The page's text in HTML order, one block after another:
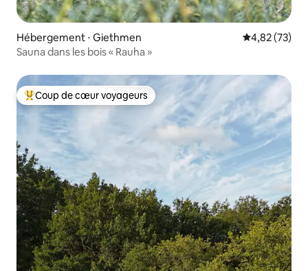
Hébergement ⋅ Giethmen Évaluation
4,82 (73)
Sauna dans les bois « Rauha »
Coups de cœur voyageurs les plus appréciés
Coup de cœur voyageurs